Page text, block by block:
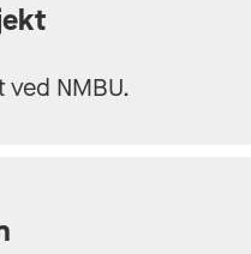
ved NMBU.